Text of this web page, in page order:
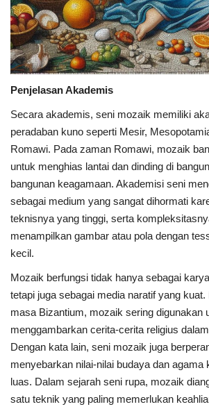
Penjelasan Akademis
Secara akademis, seni mozaik memiliki
peradaban kuno seperti Mesir,
Romawi. Pada zaman Romawi, mozaik
untuk menghias lantai dan dinding di
bangunan keagamaan. Akademisi seni
sebagai medium yang sangat dihormati
teknisnya yang tinggi, serta
menampilkan gambar atau pola dengan
kecil.
Mozaik berfungsi tidak hanya sebagai
tetapi juga sebagai media naratif yang
masa Bizantium, mozaik sering digunakan
menggambarkan cerita-cerita religius
Dengan kata lain, seni mozaik juga
menyebarkan nilai-nilai budaya dan agama
luas. Dalam sejarah seni rupa, mozaik
satu teknik yang paling memerlukan